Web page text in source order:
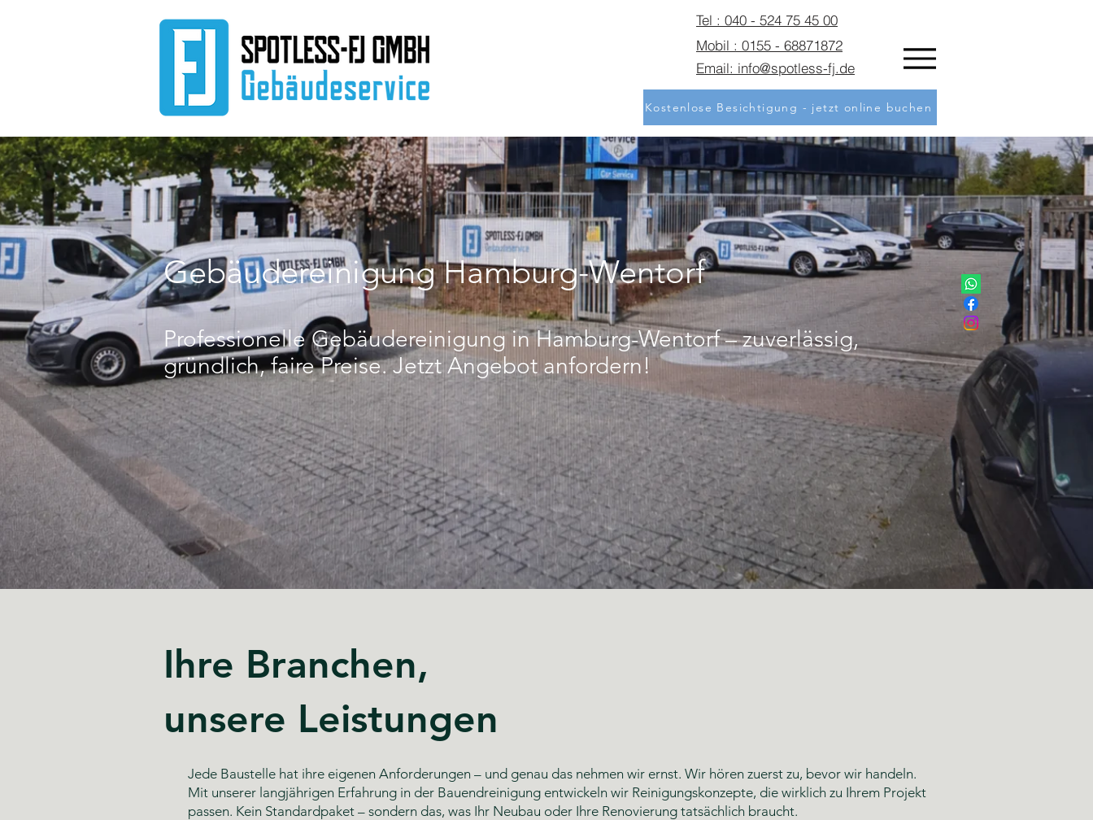
Tel : 040 - 524 75 45 00
Mobil : 0155 - 68871872
Email: info@spotless-fj.de
Kostenlose Besichtigung - jetzt online buchen
Gebäudereinigung Hamburg-Wentorf
Professionelle Gebäudereinigung in Hamburg-Wentorf – zuverlässig,
gründlich, faire Preise. Jetzt Angebot anfordern!
Ihre Branchen,
unsere Leistungen
Jede Baustelle hat ihre eigenen Anforderungen – und genau das nehmen wir ernst. Wir hören zuerst zu, bevor wir handeln.
Mit unserer langjährigen Erfahrung in der Bauendreinigung entwickeln wir Reinigungskonzepte, die wirklich zu Ihrem Projekt
passen. Kein Standardpaket – sondern das, was Ihr Neubau oder Ihre Renovierung tatsächlich braucht.